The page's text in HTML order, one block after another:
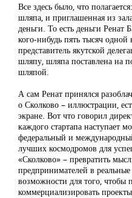
Все здесь было, что
шляпа, и приглашенная из
деньги. То есть деньги Ренат
кого-нибудь пять тысяч
представитель якутской
шляпу, шляпа поставлена на
шляпой.
А сам Ренат принялся
о Сколково – иллюстрации,
экране. Вот что говорил
каждого стартапа наступает
федеральный и
лучших космодромов для
«Сколково» – превратить
предпринимателей в
возможности для того, чтобы
коммерциализировать